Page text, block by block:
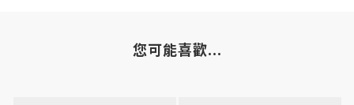
您可能喜歡...